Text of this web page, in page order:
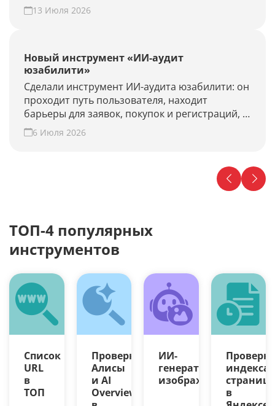
13 Июля 2026
Новый инструмент «ИИ-аудит
юзабилити»
Сделали инструмент ИИ-аудита юзабилити: он
проходит путь пользователя, находит
барьеры для заявок, покупок и регистраций, и
предлагает гипотезы для роста конверсии.
Проверьте свой сайт прямо сейчас!
6 Июля 2026
ТОП-4 популярных
инструментов
Список
URL
в
ТОП
Проверка
Алисы
и AI
Overview
ИИ-
генератор
изображений
Проверка
страниц
в